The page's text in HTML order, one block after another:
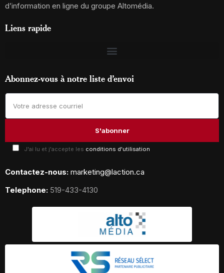
d’information en ligne du groupe Altomédia.
Liens rapide
Abonnez-vous à notre liste d’envoi
J'ai lu et j'accepte les conditions d'utilisation
Contactez-nous: marketing@laction.ca
Telephone: 519-433-4130